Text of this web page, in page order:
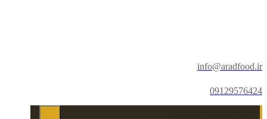
info@aradfood.ir
09129576424